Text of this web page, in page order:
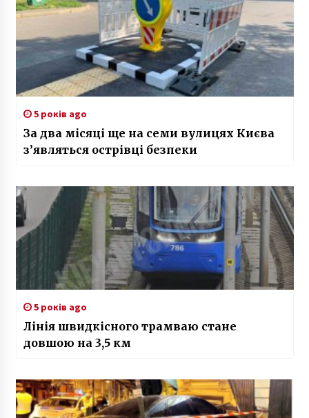
5 років ago
За два місяці ще на семи вулицях Києва
з’являться острівці безпеки
5 років ago
Лінія швидкісного трамваю стане
довшою на 3,5 км